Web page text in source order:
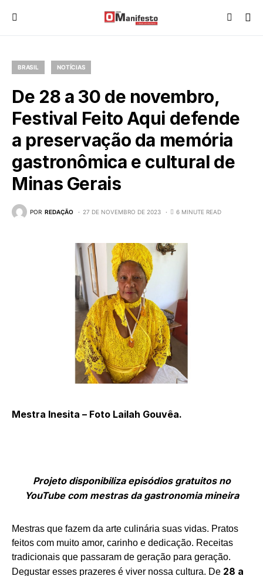
BRASIL NOTÍCIAS
De 28 a 30 de novembro,
Festival Feito Aqui defende
a preservação da memória
gastronômica e cultural de
Minas Gerais
POR REDAÇÃO 27 DE NOVEMBRO DE 2023 6 MINUTE READ
Mestra Inesita – Foto Lailah Gouvêa.
Projeto disponibiliza episódios gratuitos no
YouTube com mestras da gastronomia mineira
Mestras que fazem da arte culinária suas vidas. Pratos
feitos com muito amor, carinho e dedicação. Receitas
tradicionais que passaram de geração para geração.
Degustar esses prazeres é viver nossa cultura. De 28 a